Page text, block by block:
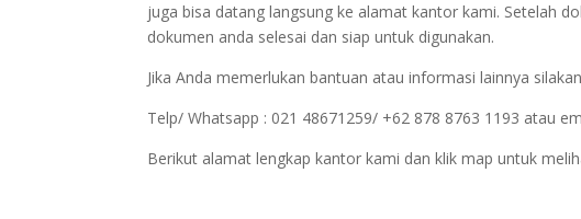
juga bisa datang langsung ke alamat kantor kami. Setelah
dokumen anda selesai dan siap untuk digunakan.
Jika Anda memerlukan bantuan atau informasi lainnya
Telp/ Whatsapp : 021 48671259/ +62 878 8763 1193 atau
Berikut alamat lengkap kantor kami dan klik map untuk